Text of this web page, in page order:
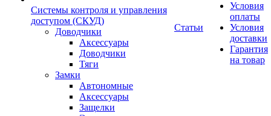
Системы контроля и управления
доступом (СКУД)
Доводчики
Аксессуары
Доводчики
Тяги
Замки
Автономные
Аксессуары
Защелки
Статьи
Условия
оплаты
Условия
доставки
Гарантия
на товар